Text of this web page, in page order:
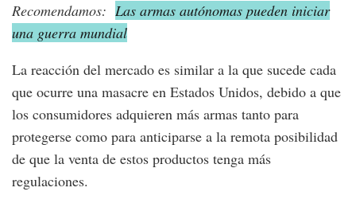
Recomendamos: Las armas autónomas pueden iniciar
una guerra mundial
La reacción del mercado es similar a la que sucede cada
que ocurre una masacre en Estados Unidos, debido a que
los consumidores adquieren más armas tanto para
protegerse como para anticiparse a la remota posibilidad
de que la venta de estos productos tenga más
regulaciones.